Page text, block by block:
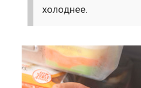
холоднее.